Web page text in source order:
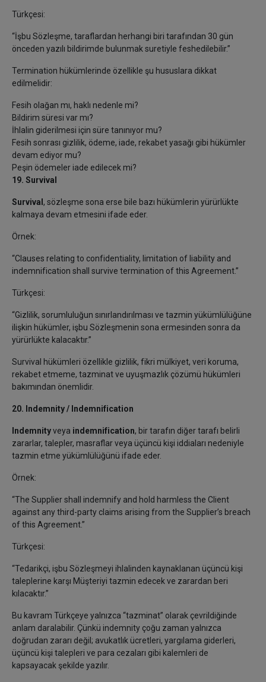
Türkçesi:
“İşbu Sözleşme, taraflardan herhangi biri tarafından 30 gün
önceden yazılı bildirimde bulunmak suretiyle feshedilebilir.”
Termination hükümlerinde özellikle şu hususlara dikkat
edilmelidir:
Fesih olağan mı, haklı nedenle mi?
Bildirim süresi var mı?
İhlalin giderilmesi için süre tanınıyor mu?
Fesih sonrası gizlilik, ödeme, iade, rekabet yasağı gibi hükümler
devam ediyor mu?
Peşin ödemeler iade edilecek mi?
19. Survival
Survival , sözleşme sona erse bile bazı hükümlerin yürürlükte
kalmaya devam etmesini ifade eder.
Örnek:
“Clauses relating to confidentiality, limitation of liability and
indemnification shall survive termination of this Agreement.”
Türkçesi:
“Gizlilik, sorumluluğun sınırlandırılması ve tazmin yükümlülüğüne
ilişkin hükümler, işbu Sözleşmenin sona ermesinden sonra da
yürürlükte kalacaktır.”
Survival hükümleri özellikle gizlilik, fikri mülkiyet, veri koruma,
rekabet etmeme, tazminat ve uyuşmazlık çözümü hükümleri
bakımından önemlidir.
20. Indemnity / Indemnification
Indemnityveya indemnification, bir tarafın diğer tarafı belirli
zararlar, talepler, masraflar veya üçüncü kişi iddiaları nedeniyle
tazmin etme yükümlülüğünü ifade eder.
Örnek:
“The Supplier shall indemnify and hold harmless the Client
against any third-party claims arising from the Supplier’s breach
of this Agreement.”
Türkçesi:
“Tedarikçi, işbu Sözleşmeyi ihlalinden kaynaklanan üçüncü kişi
taleplerine karşı Müşteriyi tazmin edecek ve zarardan beri
kılacaktır.”
Bu kavram Türkçeye yalnızca “tazminat” olarak çevrildiğinde
anlam daralabilir. Çünkü indemnity çoğu zaman yalnızca
doğrudan zararı değil; avukatlık ücretleri, yargılama giderleri,
üçüncü kişi talepleri ve para cezaları gibi kalemleri de
kapsayacak şekilde yazılır.